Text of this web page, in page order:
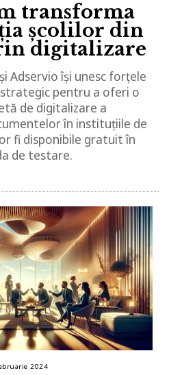
transforma
școlilor din
digitalizare
Adservio își unesc forțele
pentru a oferi o
de digitalizare a
în instituțiile de
fi disponibile gratuit în
de testare.
2024